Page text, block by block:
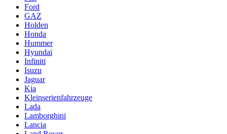
Ford
GAZ
Holden
Honda
Hummer
Hyundai
Infiniti
Isuzu
Jaguar
Kia
Kleinserienfahrzeuge
Lada
Lamborghini
Lancia